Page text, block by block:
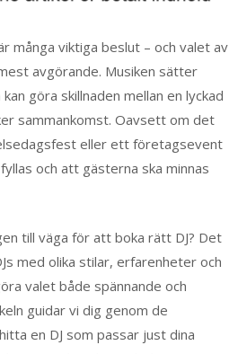
många viktiga beslut – och valet av
avgörande. Musiken sätter
göra skillnaden mellan en lyckad
sammankomst. Oavsett om det
eller ett företagsevent
och att gästerna ska minnas
till väga för att boka rätt DJ? Det
med olika stilar, erfarenheter och
valet både spännande och
guidar vi dig genom de
en DJ som passar just dina